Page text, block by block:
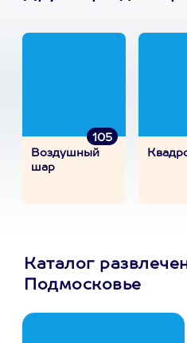
105
Воздушный
шар
Каталог
Подмосковье